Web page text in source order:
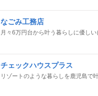
なごみ工務店
月々6万円台から叶う暮らしに優し
チェックハウスプラス
リゾートのような暮らしを鹿児島で